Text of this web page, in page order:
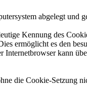
abgelegt und
Kennung des
ermöglicht es den
Internetbrowser kann
die Cookie-Setzung